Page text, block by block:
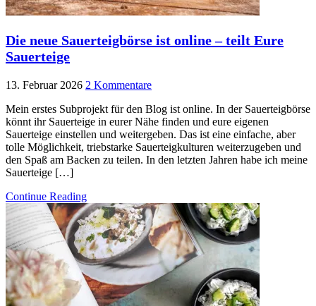
Die neue Sauerteigbörse ist online – teilt Eure
Sauerteige
13. Februar 2026 2 Kommentare
Mein erstes Subprojekt für den Blog ist online. In der Sauerteigbörse
könnt ihr Sauerteige in eurer Nähe finden und eure eigenen
Sauerteige einstellen und weitergeben. Das ist eine einfache, aber
tolle Möglichkeit, triebstarke Sauerteigkulturen weiterzugeben und
den Spaß am Backen zu teilen. In den letzten Jahren habe ich meine
Sauerteige […]
Continue Reading